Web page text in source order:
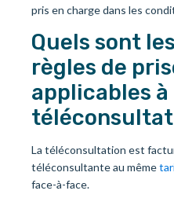
pris en charge dans les
Quels sont
règles de
applicables à
La téléconsultation est
téléconsultante au même
face-à-face.